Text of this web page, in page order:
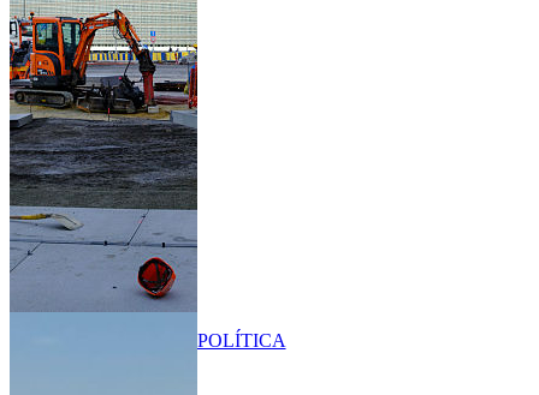
POLÍTICA